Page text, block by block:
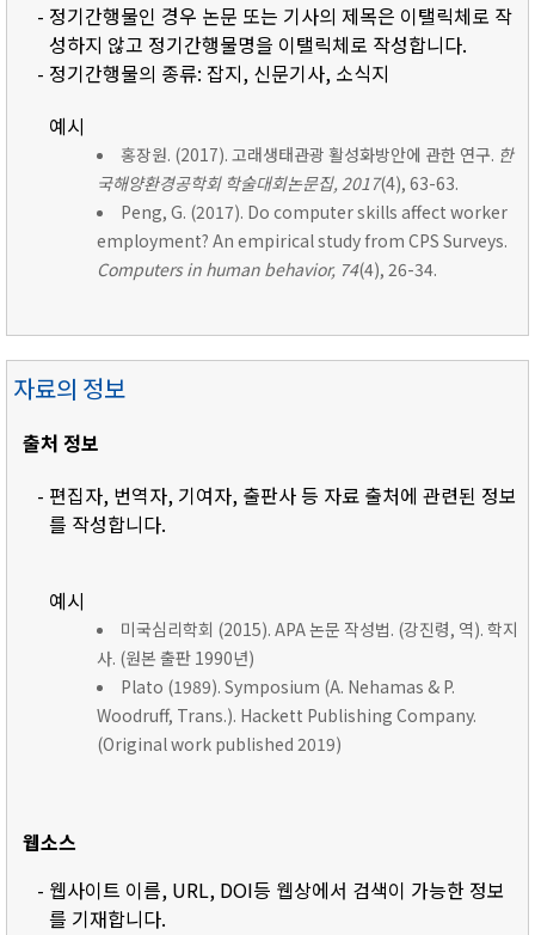
- 정기간행물인 경우 논문 또는 기사의 제목은 이탤릭체로 작
성하지 않고 정기간행물명을 이탤릭체로 작성합니다.
- 정기간행물의 종류: 잡지, 신문기사, 소식지
예시
홍장원. (2017). 고래생태관광 활성화방안에 관한 연구. 한
국해양환경공학회 학술대회논문집, 2017(4), 63-63.
Peng, G. (2017). Do computer skills affect worker
employment? An empirical study from CPS Surveys.
Computers in human behavior, 74(4), 26-34.
자료의 정보
출처 정보
- 편집자, 번역자, 기여자, 출판사 등 자료 출처에 관련된 정보
를 작성합니다.
예시
미국심리학회 (2015). APA 논문 작성법. (강진령, 역). 학지
사. (원본 출판 1990년)
Plato (1989). Symposium (A. Nehamas & P.
Woodruff, Trans.). Hackett Publishing Company.
(Original work published 2019)
웹소스
- 웹사이트 이름, URL, DOI등 웹상에서 검색이 가능한 정보
를 기재합니다.